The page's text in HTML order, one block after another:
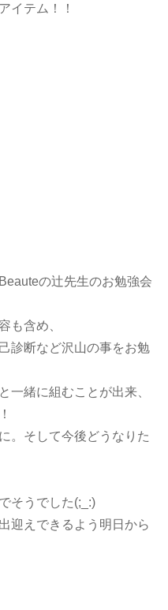
イテム！！
の辻先生のお勉強会
も含め、
診断など沢山の事をお勉
一緒に組むことが出来、
。そして今後どうなりた
そうでした(;_:)
迎えできるよう明日から